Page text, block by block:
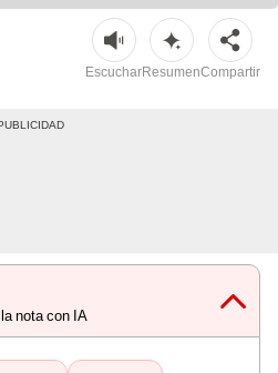
EscucharResumenCompartir
nota con IA